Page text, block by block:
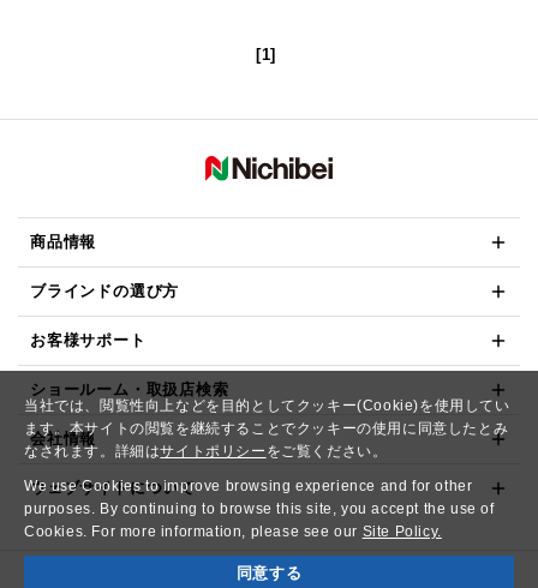
当社では、閲覧性向上などを目的としてクッキー(Cookie)を使用してい
ます。本サイトの閲覧を継続することでクッキーの使用に同意したとみ
なされます。詳細はサイトポリシー をご覧ください。
We use Cookies to improve browsing experience and for other
purposes. By continuing to browse this site, you accept the use of
Cookies. For more information, please see our Site Policy.
同意する
[1]
商品情報
ブラインドの選び方
お客様サポート
ショールーム・取扱店検索
会社情報
ウェブサイトについて
Copyright© NICHIBEI CO.,LTD. All Rights Reserved.